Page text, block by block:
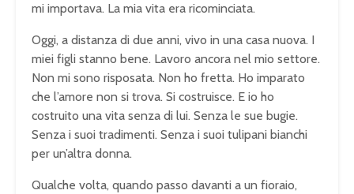
mi importava. La mia vita era ricominciata.
Oggi, a distanza di due anni, vivo in una casa nuova. I
miei figli stanno bene. Lavoro ancora nel mio settore.
Non mi sono risposata. Non ho fretta. Ho imparato
che l’amore non si trova. Si costruisce. E io ho
costruito una vita senza di lui. Senza le sue bugie.
Senza i suoi tradimenti. Senza i suoi tulipani bianchi
per un’altra donna.
Qualche volta, quando passo davanti a un fioraio,